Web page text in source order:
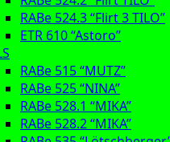
RABe 524.3 “Flirt 3 TILO”
ETR 610 “Astoro”
RABe 515 “MUTZ”
RABe 525 “NINA”
RABe 528.1 “MIKA”
RABe 528.2 “MIKA”